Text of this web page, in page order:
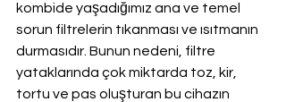
kombide yaşadığımız ana ve temel
sorun filtrelerin tıkanması ve ısıtmanın
durmasıdır. Bunun nedeni, filtre
yataklarında çok miktarda toz, kir,
tortu ve pas oluşturan bu cihazın